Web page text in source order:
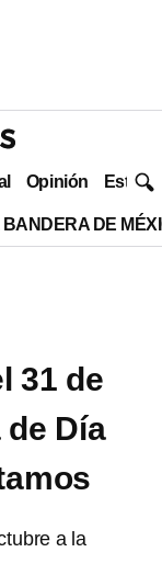
Opinión Estilo
DE
31 de
Día
a la